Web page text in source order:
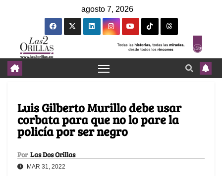
agosto 7, 2026
Luis Gilberto Murillo debe usar
corbata para que no lo pare la
policía por ser negro
Por Las Dos Orillas
MAR 31, 2022